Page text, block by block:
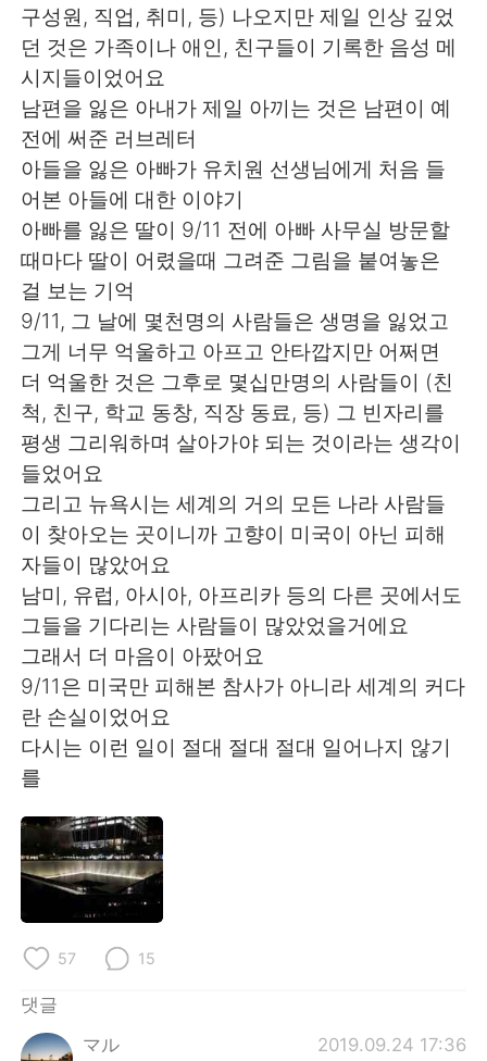
구성원, 직업, 취미, 등) 나오지만 제일 인상 깊었
던 것은 가족이나 애인, 친구들이 기록한 음성 메
시지들이었어요
남편을 잃은 아내가 제일 아끼는 것은 남편이 예
전에 써준 러브레터
아들을 잃은 아빠가 유치원 선생님에게 처음 들
어본 아들에 대한 이야기
아빠를 잃은 딸이 9/11 전에 아빠 사무실 방문할
때마다 딸이 어렸을때 그려준 그림을 붙여놓은
걸 보는 기억
9/11, 그 날에 몇천명의 사람들은 생명을 잃었고
그게 너무 억울하고 아프고 안타깝지만 어쩌면
더 억울한 것은 그후로 몇십만명의 사람들이 (친
척, 친구, 학교 동창, 직장 동료, 등) 그 빈자리를
평생 그리워하며 살아가야 되는 것이라는 생각이
들었어요
그리고 뉴욕시는 세계의 거의 모든 나라 사람들
이 찾아오는 곳이니까 고향이 미국이 아닌 피해
자들이 많았어요
남미, 유럽, 아시아, 아프리카 등의 다른 곳에서도
그들을 기다리는 사람들이 많았었을거에요
그래서 더 마음이 아팠어요
9/11은 미국만 피해본 참사가 아니라 세계의 커다
란 손실이었어요
다시는 이런 일이 절대 절대 절대 일어나지 않기
를
57 15
댓글
マル
2019.09.24 17:36